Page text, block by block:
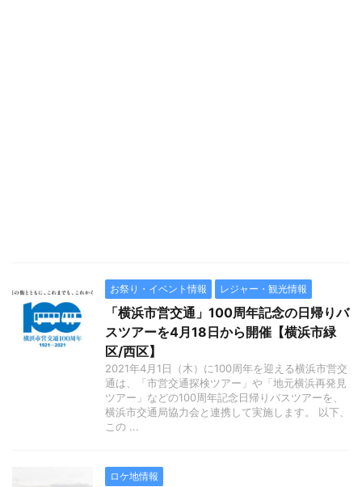
お祭り・イベント情報 レジャー・観光情報
「横浜市営交通」100周年記念の日帰りバ
スツアーを4月18日から開催【横浜市緑
区/西区】
2021年4月1日（木）に100周年を迎える横浜市営交
通は、「市営交通探検ツアー」や「地元横浜再発見
ツアー」などの100周年記念日帰りバスツアーを、
横浜市交通局協力会と連携して実施します。 以下、
この ...
ロケ地情報